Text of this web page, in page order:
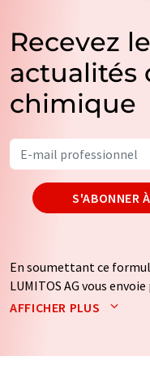
Recevez
actualités
chimique
S'ABONNER
En soumettant ce
LUMITOS AG vous
newsletters
protection des données.
AFFICHER PLUS